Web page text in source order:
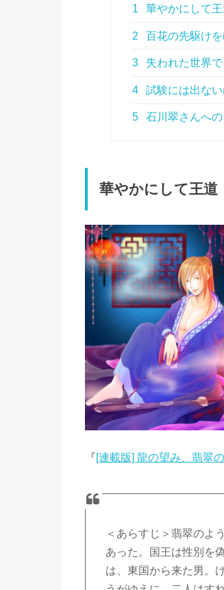
1 華やかにして
2 百花の先駆け
3 失われた世界
4 試験には出な
5 石川翠さんへ
華やかにして王
『[連載版] 龍の望み、翡翠
＜あらすじ＞翡翠のよ
あった。国王は性別を
は、東国から来た男。